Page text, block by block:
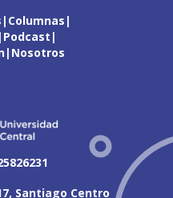
Columnas
Podcast
Nosotros
Santiago Centro